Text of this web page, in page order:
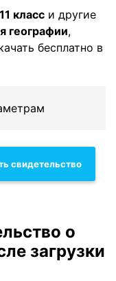
класс и другие
географии,
бесплатно в
свидетельство
о
загрузки